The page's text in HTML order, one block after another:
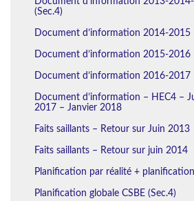
(Sec.4)
Document d’information 2014-2015
Document d’information 2015-2016
Document d’information 2016-2017
Document d’information – HEC4 –
2017 – Janvier 2018
Faits saillants – Retour sur Juin 2013
Faits saillants – Retour sur juin 2014
Planification par réalité +
Planification globale CSBE (Sec.4)